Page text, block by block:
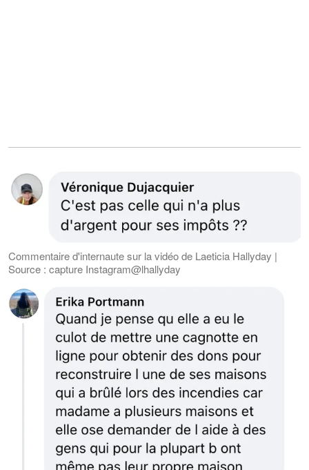
Commentaire d'internaute sur la vidéo de Laeticia Hallyday |
Source : capture Instagram@lhallyday